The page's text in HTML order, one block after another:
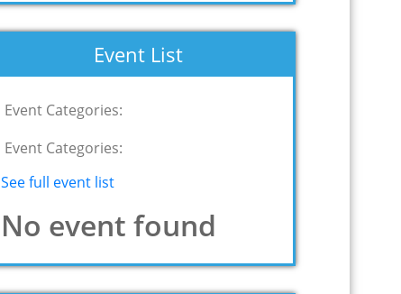
Event List
Event Categories:
Event Categories:
See full event list
No event found